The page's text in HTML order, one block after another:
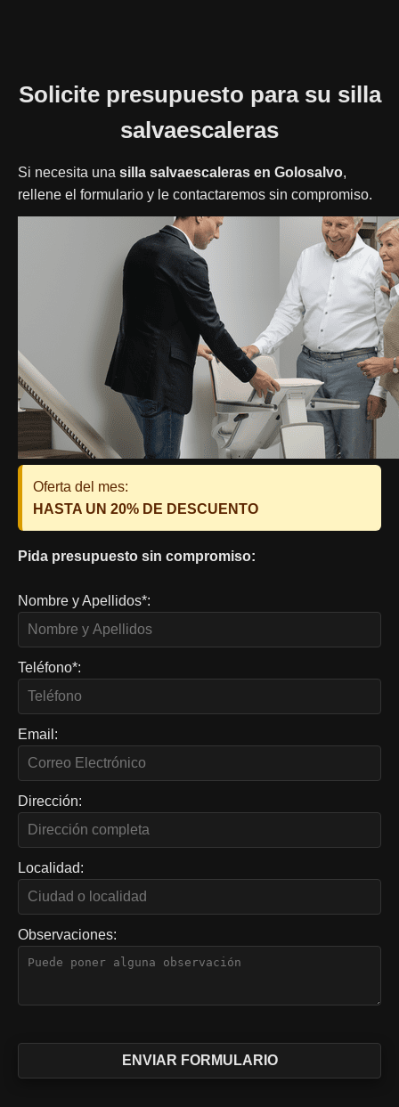
Solicite presupuesto para su silla
salvaescaleras
Si necesita una silla salvaescaleras en Golosalvo,
rellene el formulario y le contactaremos sin compromiso.
Oferta del mes:
HASTA UN 20% DE DESCUENTO
Pida presupuesto sin compromiso:
Nombre y Apellidos*:
Teléfono*:
Email:
Dirección:
Localidad:
Observaciones: